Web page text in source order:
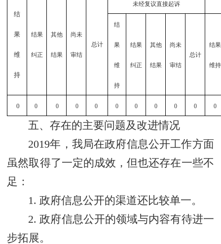
结
果
维
持
结果
纠正
其他
结果
尚未
审结
总计
未经复议直接起诉
结
果
维
持
结果
纠正
其他
结果
尚未
审结
总计
结果
维持
0 0 0 0 0 0 0 0 0 0 0
五、存在的主要问题及改进情况
2019年，我局在政府信息公开工作方面
虽然取得了一定的成效，但也还存在一些不
足：
1. 政府信息公开的渠道还比较单一。
2. 政府信息公开的领域与内容有待进一
步拓展。